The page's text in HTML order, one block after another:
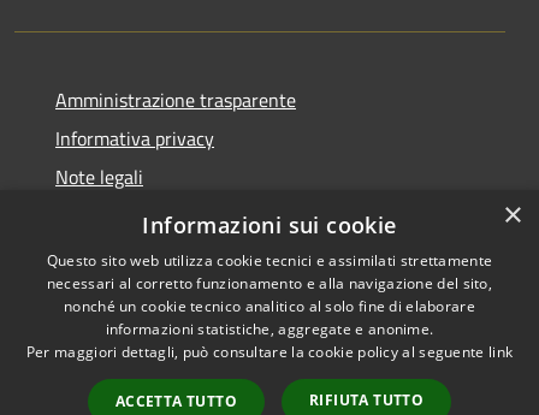
Amministrazione trasparente
Informativa privacy
Note legali
Dichiarazione di accessibilità
Accessibilità
Copyright © 2026 • Comune di
Ploaghe • Powered by
Municipium•
Accesso
×
Informazioni sui cookie
Questo sito web utilizza cookie tecnici e assimilati strettamente
necessari al corretto funzionamento e alla navigazione del sito,
nonché un cookie tecnico analitico al solo fine di elaborare
informazioni statistiche, aggregate e anonime.
Per maggiori dettagli, può consultare la cookie policy al seguente link
ACCETTA TUTTO RIFIUTA TUTTO